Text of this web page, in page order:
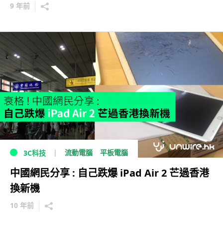
9 年前
3C科技 流動電腦 平板電腦
中國網民分享 : 自己跌爆 iPad Air 2 芒過香港
換新機
10 年前